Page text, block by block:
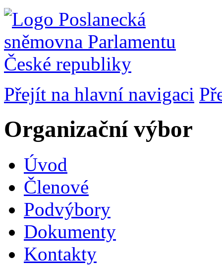
Přejít na hlavní navigaci
Organizační výbor
Úvod
Členové
Podvýbory
Dokumenty
Kontakty